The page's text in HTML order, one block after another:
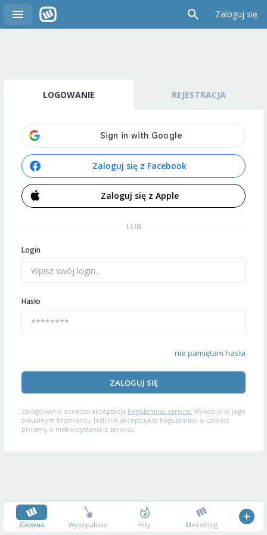
Zaloguj się
LOGOWANIE REJESTRACJA
Zaloguj się z Facebook
Zaloguj się z Apple
LUB
Login
Hasło
nie pamiętam hasła
ZALOGUJ SIĘ
Zalogowanie oznacza akceptację Regulaminu serwisu Wykop.pl w jego
aktualnym brzmieniu. Jeśli nie akceptujesz Regulaminu w całości,
prosimy o niekorzystanie z serwisu.
Główna Wykopalisko Hity Mikroblog